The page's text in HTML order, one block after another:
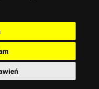
Łódź 3512
Gdańsk 2075